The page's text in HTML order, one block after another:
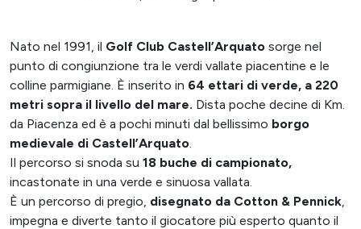
Nato nel 1991, il Golf Club Castell’Arquato sorge nel
punto di congiunzione tra le verdi vallate piacentine e le
colline parmigiane. È inserito in 64 ettari di verde, a 220
metri sopra il livello del mare. Dista poche decine di Km.
da Piacenza ed è a pochi minuti dal bellissimo borgo
medievale di Castell’Arquato
Il percorso si snoda su 18 buche di campionato,
incastonate in una verde e sinuosa vallata.
È un percorso di pregio, disegnato da Cotton & Pennick
impegna e diverte tanto il giocatore più esperto quanto il